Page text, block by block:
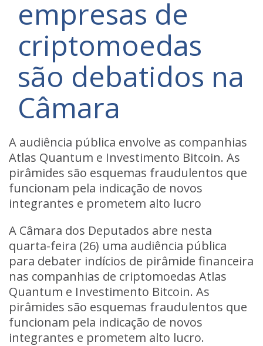
empresas de
criptomoedas
são debatidos na
Câmara
A audiência pública envolve as companhias
Atlas Quantum e Investimento Bitcoin. As
pirâmides são esquemas fraudulentos que
funcionam pela indicação de novos
integrantes e prometem alto lucro
A Câmara dos Deputados abre nesta
quarta-feira (26) uma audiência pública
para debater indícios de pirâmide financeira
nas companhias de criptomoedas Atlas
Quantum e Investimento Bitcoin. As
pirâmides são esquemas fraudulentos que
funcionam pela indicação de novos
integrantes e prometem alto lucro.